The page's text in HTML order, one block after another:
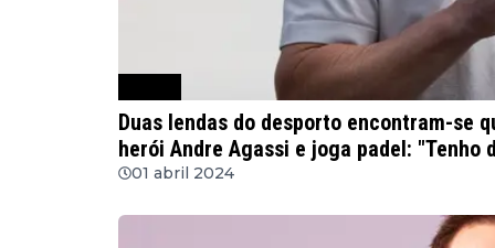
Duas lendas do desporto encontram-se
herói Andre Agassi e joga padel: "Tenho
01 abril 2024